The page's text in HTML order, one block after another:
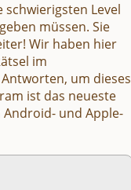
Level
müssen. Sie
Wir haben hier
im
um dieses
ist das neueste
und Apple-